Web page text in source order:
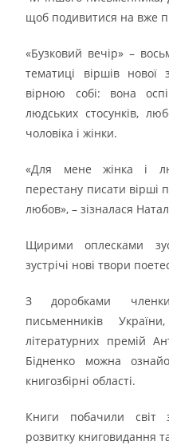
щоб подивитися на вже
«Бузковий вечір» –
тематиці віршів нової
вірною собі: вона
людських стосунків,
чоловіка і жінки.
«Для мене жінка і
перестану писати вірші
любов», – зізналася
Щирими оплесками
зустрічі нові твори
З доробками
письменників
літературних премій
Бідненко можна
книгозбірні області.
Книги побачили світ
розвитку книговидання